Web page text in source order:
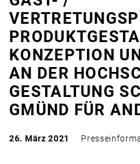
KONZEPTION
AN DER
GESTALTUNG
GMÜND FÜR
26. März 2021